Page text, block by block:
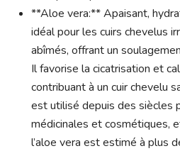
**Aloe vera:** Apaisant,
idéal pour les cuirs chevelus
abîmés, offrant un
Il favorise la cicatrisation et
contribuant à un cuir chevelu
est utilisé depuis des siècles
médicinales et cosmétiques,
l’aloe vera est estimé à plus